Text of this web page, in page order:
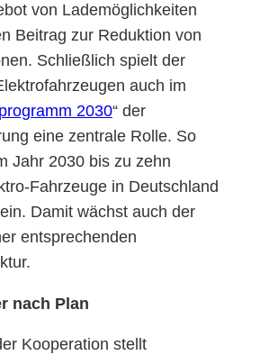
von Lademöglichkeiten
Beitrag zur Reduktion von
Schließlich spielt der
auch im
2030“ der
eine zentrale Rolle. So
Jahr 2030 bis zu zehn
Fahrzeuge in Deutschland
Damit wächst auch der
entsprechenden
nach Plan
Kooperation stellt